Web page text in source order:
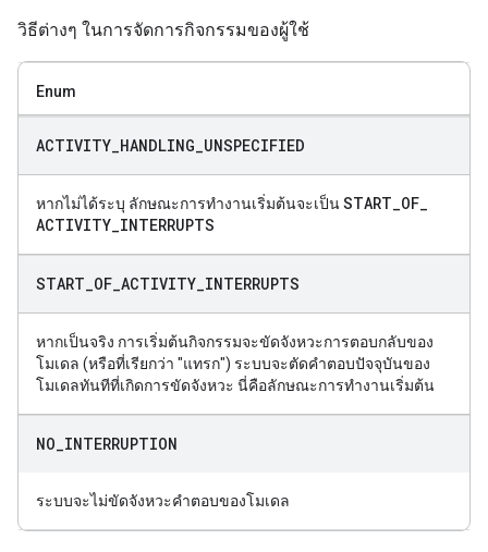
วิธีต่างๆ ในการจัดการกิจกรรมของผู้ใช้
Enum
ACTIVITY HANDLING UNSPECIFIED
หากไม่ได้ระบุ ลักษณะการทำงานเริ่มต้นจะเป็นSTART_OF_
ACTIVITY_INTERRUPTS
START OF ACTIVITY INTERRUPTS
หากเป็นจริง การเริ่มต้นกิจกรรมจะขัดจังหวะการตอบกลับของ
โมเดล (หรือที่เรียกว่า "แทรก") ระบบจะตัดคำตอบปัจจุบันของ
โมเดลทันทีที่เกิดการขัดจังหวะ นี่คือลักษณะการทำงานเริ่มต้น
NO INTERRUPTION
ระบบจะไม่ขัดจังหวะคำตอบของโมเดล